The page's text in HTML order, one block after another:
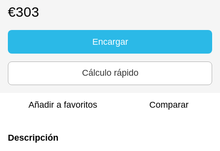
€303
Encargar
Cálculo rápido
Añadir a favoritos Comparar
Descripción